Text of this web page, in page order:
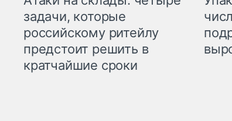
задачи, которые
российскому ритейлу
предстоит решить в
кратчайшие сроки